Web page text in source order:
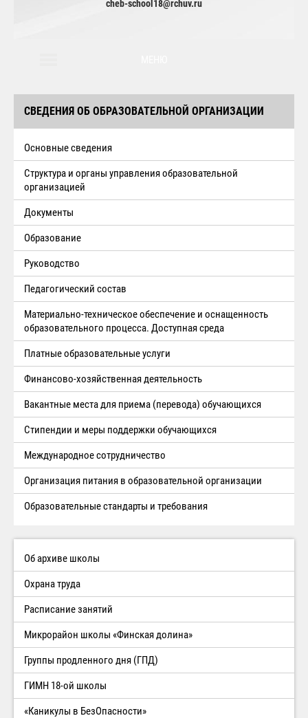
cheb-school18@rchuv.ru
СВЕДЕНИЯ ОБ ОБРАЗОВАТЕЛЬНОЙ ОРГАНИЗАЦИИ
Основные сведения
Структура и органы управления образовательной
организацией
Документы
Образование
Руководство
Педагогический состав
Материально-техническое обеспечение и оснащенность
образовательного процесса. Доступная среда
Платные образовательные услуги
Финансово-хозяйственная деятельность
Вакантные места для приема (перевода) обучающихся
Стипендии и меры поддержки обучающихся
Международное сотрудничество
Организация питания в образовательной организации
Образовательные стандарты и требования
Об архиве школы
Охрана труда
Расписание занятий
Микрорайон школы «Финская долина»
Группы продленного дня (ГПД)
ГИМН 18-ой школы
«Каникулы в БезОпасности»